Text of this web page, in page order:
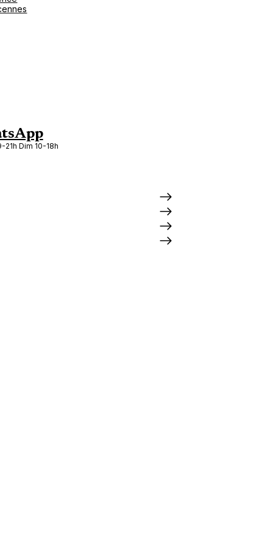
21h Dim 10-18h